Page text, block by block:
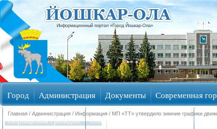
Информационный портал «Город Йошкар-Ола»
Город Администрация Документы Современная
Обращения граждан Общественные обсуждения
Главная / Администрация / Информация / МП «ТТ» утвердило зимние графики